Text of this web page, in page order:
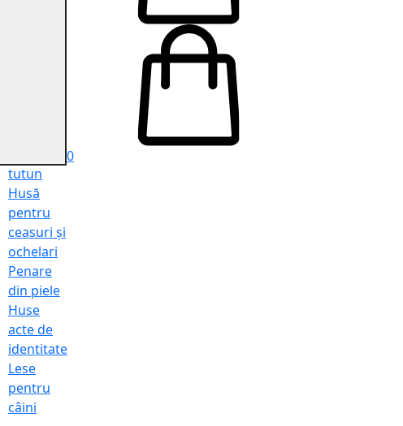
tutun
Husă
pentru
ceasuri și
ochelari
Penare
din piele
Huse
acte de
identitate
Lese
pentru
câini
0